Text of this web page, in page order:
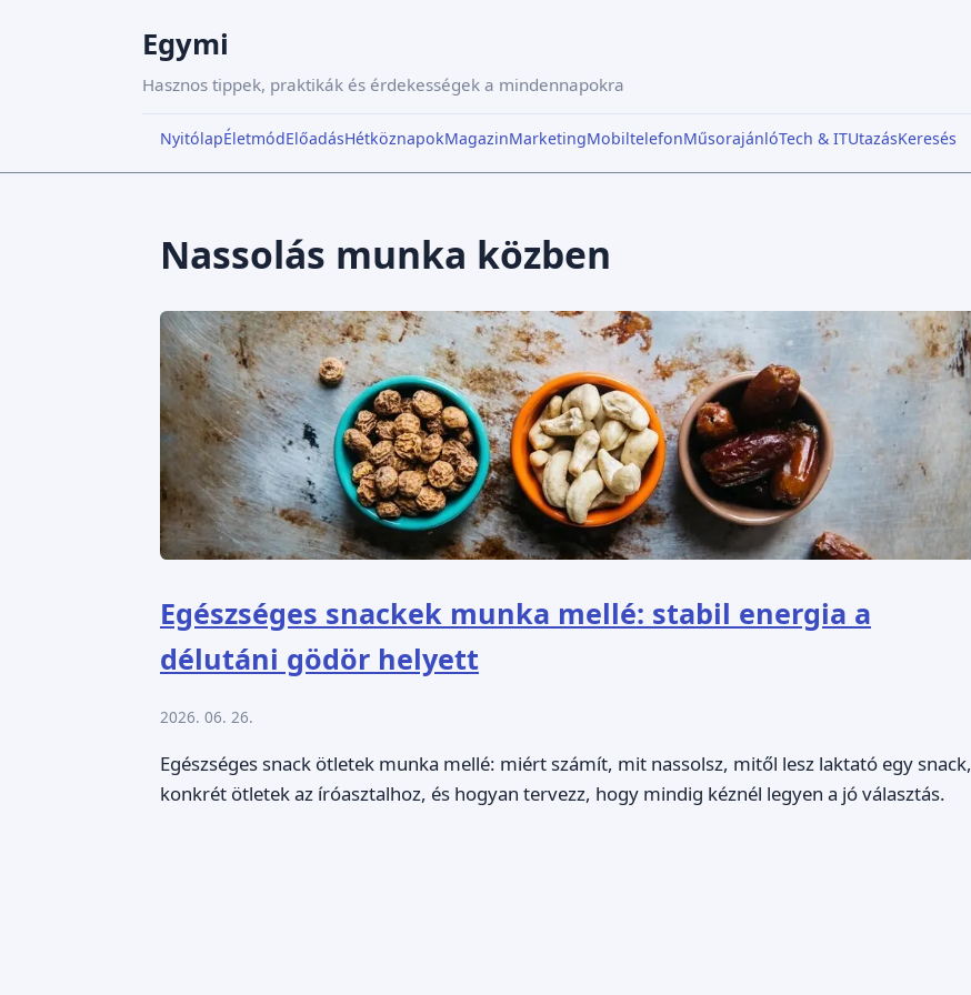
Egymi
Hasznos tippek, praktikák és érdekességek a mindennapokra
NyitólapÉletmódElőadásHétköznapokMagazinMarketingMobiltelefonMűsorajánlóTech & ITUtazásKeresés
Nassolás munka közben
Egészséges snackek munka mellé: stabil energia a
délutáni gödör helyett
2026. 06. 26.
Egészséges snack ötletek munka mellé: miért számít, mit nassolsz, mitől lesz laktató egy snack,
konkrét ötletek az íróasztalhoz, és hogyan tervezz, hogy mindig kéznél legyen a jó választás.